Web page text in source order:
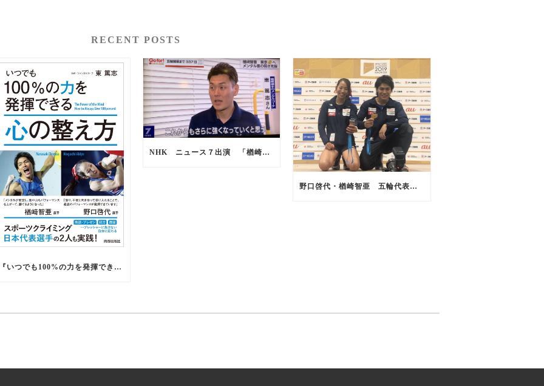
RECENT POSTS
『いつでも100%の力を発揮できる 心の整え方』出版
NHK ニュース７出演 「楢崎智亜選手 強さの秘訣」
野口啓代・楢崎智亜 五輪代表内定